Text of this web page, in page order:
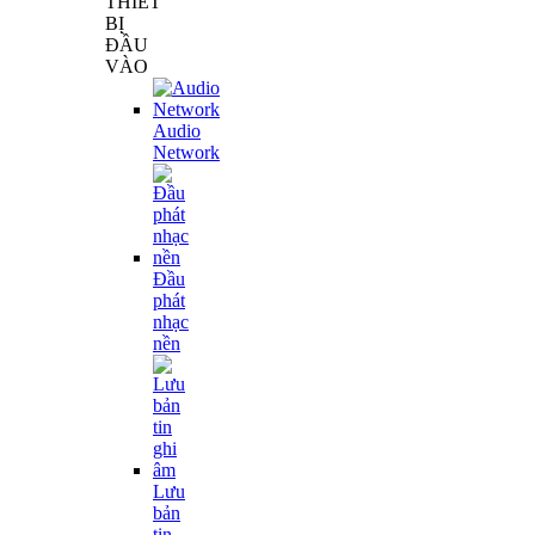
BỊ
ĐẦU
VÀO
Audio
Network
Đầu
phát
nhạc
nền
Lưu
bản